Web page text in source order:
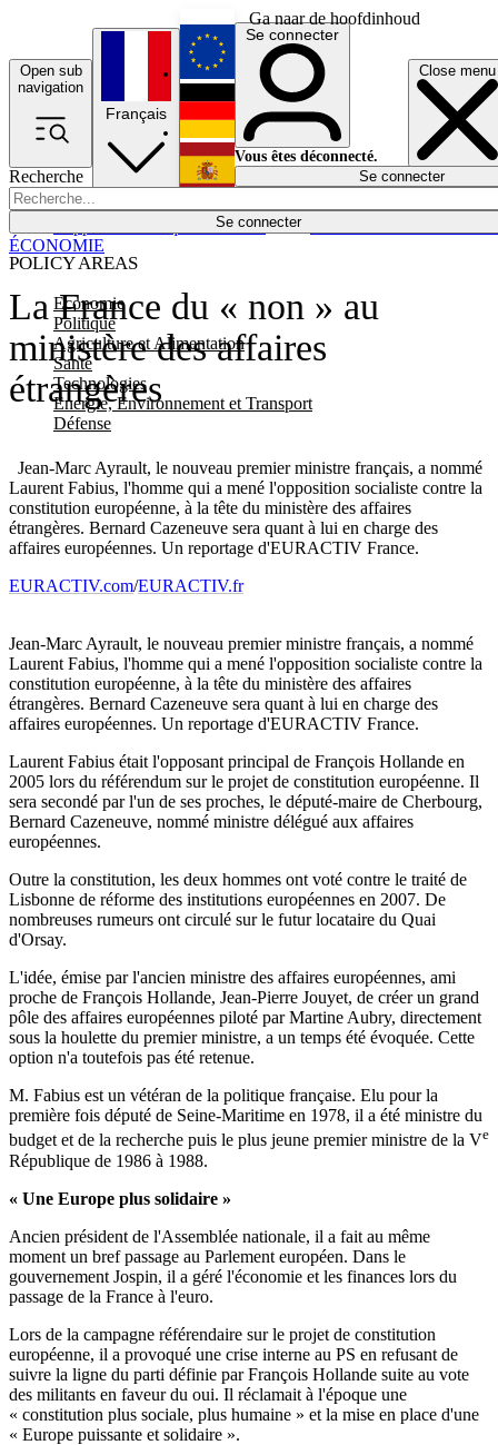
Ga naar de hoofdinhoud
Open sub
navigation
Close menu
Recherche
Se connecter
POLICY AREAS
Economie
Politique
Agriculture et Alimentation
Santé
Technologies
Energie, Environnement et Transport
Défense
Économie
Français
English
Deutsch
Español
Se connecter
Vous êtes déconnecté.
Se connecter
La France du « non » au
ministère des affaires
étrangères
Jean-Marc Ayrault, le nouveau premier ministre français, a nommé
Laurent Fabius, l'homme qui a mené l'opposition socialiste contre la
constitution européenne, à la tête du ministère des affaires
étrangères. Bernard Cazeneuve sera quant à lui en charge des
affaires européennes. Un reportage d'EURACTIV France.
ÉCONOMIE
EURACTIV.com/EURACTIV.fr
Jean-Marc Ayrault, le nouveau premier ministre français, a nommé
Laurent Fabius, l'homme qui a mené l'opposition socialiste contre la
constitution européenne, à la tête du ministère des affaires
étrangères. Bernard Cazeneuve sera quant à lui en charge des
affaires européennes. Un reportage d'EURACTIV France.
Laurent Fabius était l'opposant principal de François Hollande en
2005 lors du référendum sur le projet de constitution européenne. Il
sera secondé par l'un de ses proches, le député-maire de Cherbourg,
Bernard Cazeneuve, nommé ministre délégué aux affaires
européennes.
Outre la constitution, les deux hommes ont voté contre le traité de
Lisbonne de réforme des institutions européennes en 2007. De
nombreuses rumeurs ont circulé sur le futur locataire du Quai
d'Orsay.
L'idée, émise par l'ancien ministre des affaires européennes, ami
proche de François Hollande, Jean-Pierre Jouyet, de créer un grand
pôle des affaires européennes piloté par Martine Aubry, directement
sous la houlette du premier ministre, a un temps été évoquée. Cette
option n'a toutefois pas été retenue.
M. Fabius est un vétéran de la politique française. Elu pour la
première fois député de Seine-Maritime en 1978, il a été ministre du
budget et de la recherche puis le plus jeune premier ministre de la Ve
République de 1986 à 1988.
« Une Europe plus solidaire »
Ancien président de l'Assemblée nationale, il a fait au même
moment un bref passage au Parlement européen. Dans le
gouvernement Jospin, il a géré l'économie et les finances lors du
passage de la France à l'euro.
Lors de la campagne référendaire sur le projet de constitution
européenne, il a provoqué une crise interne au PS en refusant de
suivre la ligne du parti définie par François Hollande suite au vote
des militants en faveur du oui. Il réclamait à l'époque une
« constitution plus sociale, plus humaine » et la mise en place d'une
« Europe puissante et solidaire ».